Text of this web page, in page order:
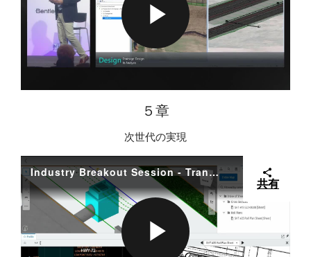
D
E
O
Y
V
I
D
P
L
A
５章
次世代の実現
Industry Breakout Session - Transportation
共有